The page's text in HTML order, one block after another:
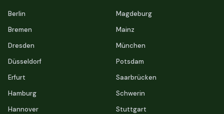
Berlin
Bremen
Dresden
Düsseldorf
Erfurt
Hamburg
Hannover
Magdeburg
Mainz
München
Potsdam
Saarbrücken
Schwerin
Stuttgart